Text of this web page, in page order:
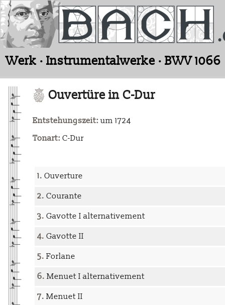
Werk · Instrumentalwerke · BWV 1066
Ouvertüre in C-Dur
Entstehungszeit: um 1724
Tonart: C-Dur
1. Ouverture
2. Courante
3. Gavotte I alternativement
4. Gavotte II
5. Forlane
6. Menuet I alternativement
7. Menuet II